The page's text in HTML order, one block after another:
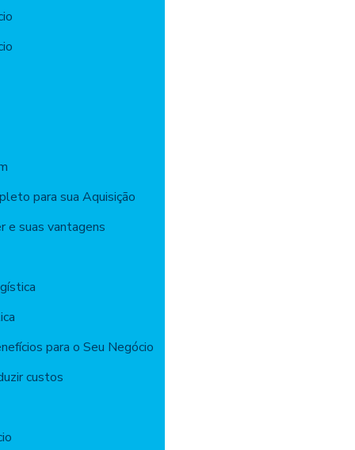
para sua Aquisição
e suas vantagens
para o Seu Negócio
custos